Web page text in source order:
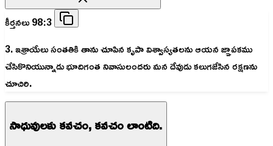
కీర్తనలు 98:3
3. ఇశ్రాయేలు సంతతికి తాను చూపిన కృపా విశ్వాస్యతలను ఆయన జ్ఞాపకము
చేసికొనియున్నాడు భూదిగంత నివాసులందరు మన దేవుడు కలుగజేసిన రక్షణను
చూచిరి.
సాధువులకు కవచం, కవచం లాంటిది.